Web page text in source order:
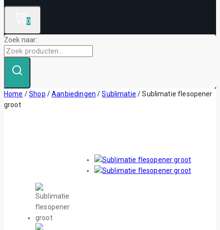
0
Zoek naar:
Home /Shop /Aanbiedingen / Sublimatie / Sublimatie flesopener
groot